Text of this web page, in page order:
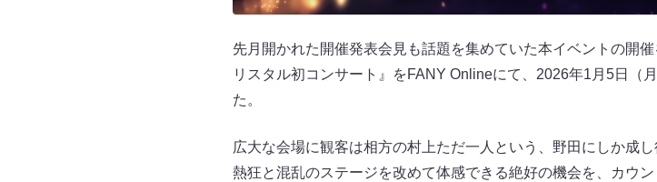
先月開かれた開催発表会見も話題を集めていた本イベントの開
リスタル初コンサート』をFANY Onlineにて、2026年1月5日（
た。
広大な会場に観客は相方の村上ただ一人という、野田にしか成
熱狂と混乱のステージを改めて体感できる絶好の機会を、カウ